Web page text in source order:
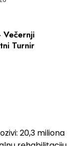
Večernji
Turnir